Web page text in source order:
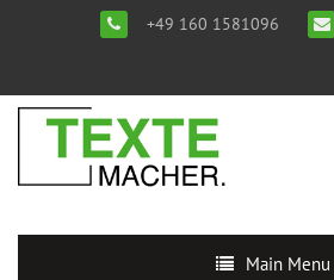
+49 160 1581096
Main Menu